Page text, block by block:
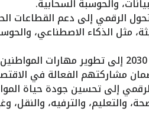
والحوسبة السحابية.
الرقمي إلى دعم القطاعات
مثل الذكاء الاصطناعي،
تسعى رؤية 2030 إلى تطوير مهارات
مشاركتهم الفعالة في
إلى تحسين جودة حياة
والتعليم، والترفيه، والنقل،